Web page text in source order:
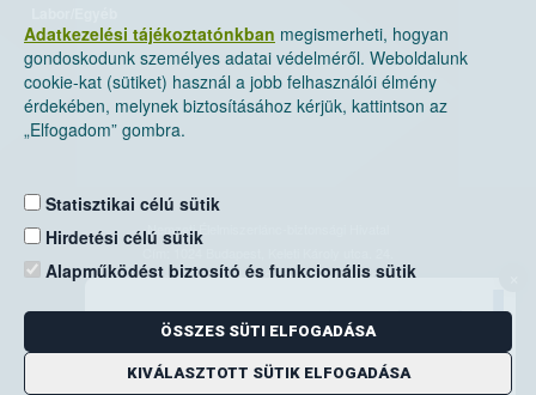
Adatkezelési tájékoztatónkban megismerheti, hogyan
gondoskodunk személyes adatai védelméről. Weboldalunk
cookie-kat (sütiket) használ a jobb felhasználói élmény
érdekében, melynek biztosításához kérjük, kattintson az
„Elfogadom” gombra.
Statisztikai célú sütik
Hirdetési célú sütik
Alapműködést biztosító és funkcionális sütik
ÖSSZES SÜTI ELFOGADÁSA
KIVÁLASZTOTT SÜTIK ELFOGADÁSA
Nemzeti Élelmiszerlánc-biztonsági Hivatal
Levelezési cím: 1525 Budapest. Pf. 30.
E-mail:ugyfelszolgalat@nebih.gov.hu
Zöld szám: 06-80/263-244
Telefon: 06-1/ 336-9000